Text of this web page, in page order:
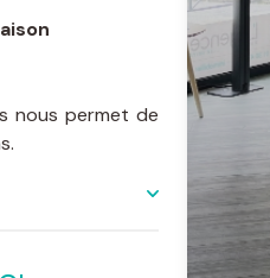
nous permet de